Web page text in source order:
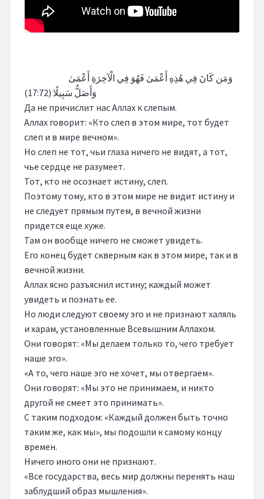
وَأَضَلُّ سَبِيلًا (17:72)
Да не причислит нас Аллах к слепым.
Аллах говорит: «Кто слеп в этом мире, тот будет
слеп и в мире вечном».
Но слеп не тот, чьи глаза ничего не видят, а тот,
чье сердце не разумеет.
Тот, кто не осознает истину, слеп.
Поэтому тому, кто в этом мире не видит истину и
не следует прямым путем, в вечной жизни
придется еще хуже.
Там он вообще ничего не сможет увидеть.
Его конец будет скверным как в этом мире, так и в
вечной жизни.
Аллах ясно разъяснил истину; каждый может
увидеть и познать ее.
Но люди следуют своему эго и не признают халяль
и харам, установленные Всевышним Аллахом.
Они говорят: «Мы делаем только то, чего требует
наше эго».
«А то, чего наше эго не хочет, мы отвергаем».
Они говорят: «Мы это не принимаем, и никто
другой не смеет это принимать».
С таким подходом: «Каждый должен быть точно
таким же, как мы», мы подошли к самому концу
времен.
Ничего иного они не признают.
«Все государства, весь мир должны перенять наш
заблудший образ мышления».